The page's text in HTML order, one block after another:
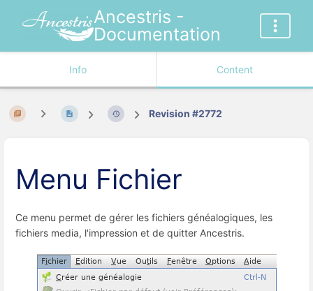
Ancestris -
Documentation
Info Content
Revision #2772
Menu Fichier
Ce menu permet de gérer les fichiers généalogiques, les
fichiers media, l'impression et de quitter Ancestris.